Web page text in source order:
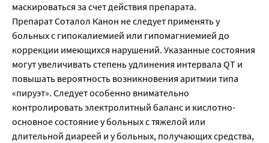
маскироваться за счет действия препарата.
Препарат Соталол Канон не следует применять у
больных с гипокалиемией или гипомагниемией до
коррекции имеющихся нарушений. Указанные состояния
могут увеличивать степень удлинения интервала QT и
повышать вероятность возникновения аритмии типа
«пируэт». Следует особенно внимательно
контролировать электролитный баланс и кислотно-
основное состояние у больных с тяжелой или
длительной диареей и у больных, получающих средства,